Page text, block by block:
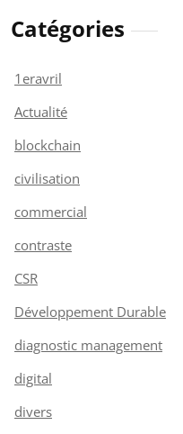
Catégories
1eravril
Actualité
blockchain
civilisation
commercial
contraste
CSR
Développement Durable
diagnostic management
digital
divers